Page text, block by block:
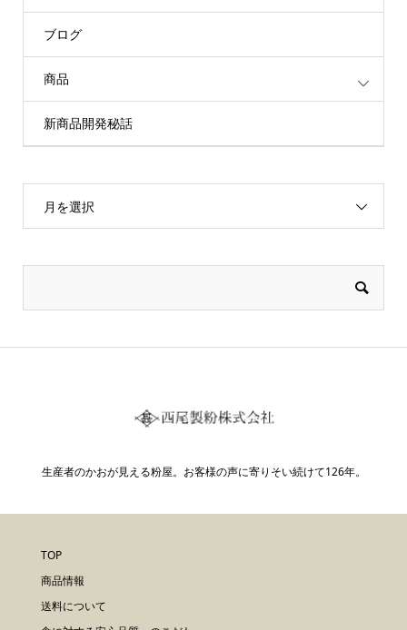
ブログ
商品
新商品開発秘話
月を選択
生産者のかおが見える粉屋。お客様の声に寄りそい続けて126年。
TOP
商品情報
送料について